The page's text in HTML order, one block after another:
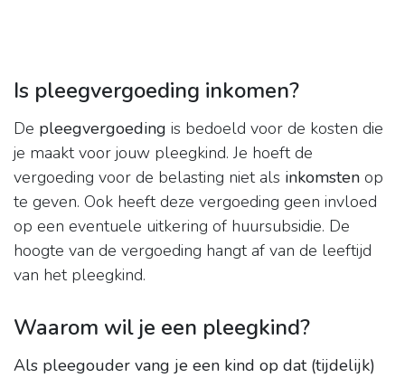
Is pleegvergoeding inkomen?
De pleegvergoeding is bedoeld voor de kosten die
je maakt voor jouw pleegkind. Je hoeft de
vergoeding voor de belasting niet als inkomsten op
te geven. Ook heeft deze vergoeding geen invloed
op een eventuele uitkering of huursubsidie. De
hoogte van de vergoeding hangt af van de leeftijd
van het pleegkind.
Waarom wil je een pleegkind?
Als pleegouder vang je een kind op dat (tijdelijk)